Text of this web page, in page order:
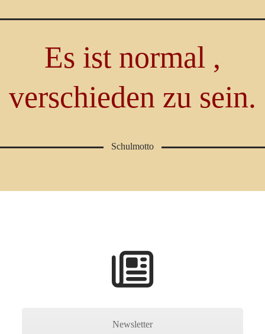
Es ist normal ,
verschieden zu sein.
Schulmotto
Newsletter